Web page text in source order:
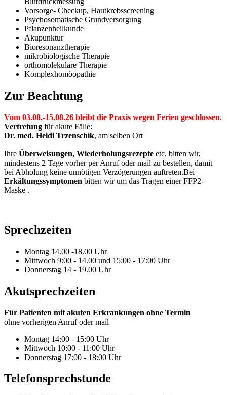
Vorsorge- Checkup, Hautkrebsscreening
Psychosomatische Grundversorgung
Pflanzenheilkunde
Akupunktur
Bioresonanztherapie
mikrobiologische Therapie
orthomolekulare Therapie
Komplexhomöopathie
Zur Beachtung
Vom 03.08.-15.08.26 bleibt die Praxis wegen Ferien geschlossen.
Vertretung für akute Fälle:
Dr. med. Heidi Trzenschik, am selben Ort
Ihre Überweisungen, Wiederholungsrezepte etc. bitten wir,
mindestens 2 Tage vorher per Anruf oder mail zu bestellen, damit
bei Abholung keine unnötigen Verzögerungen auftreten.Bei
Erkältungssymptomen bitten wir um das Tragen einer FFP2-
Maske .
Sprechzeiten
Montag 14.00 -18.00 Uhr
Mittwoch 9:00 - 14.00 und 15:00 - 17:00 Uhr
Donnerstag 14 - 19.00 Uhr
Akutsprechzeiten
Für Patienten mit akuten Erkrankungen ohne Termin
ohne vorherigen Anruf oder mail
Montag 14:00 - 15:00 Uhr
Mittwoch 10:00 - 11:00 Uhr
Donnerstag 17:00 - 18:00 Uhr
Telefonsprechstunde